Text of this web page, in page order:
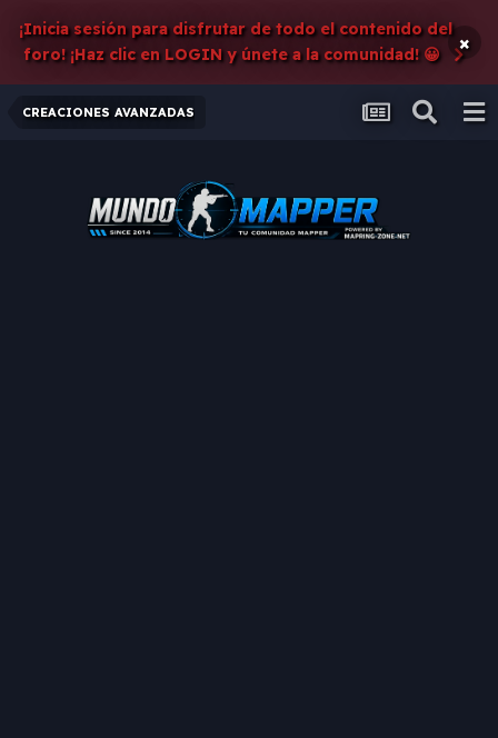
¡Inicia sesión para disfrutar de todo el contenido del
foro! ¡Haz clic en LOGIN y únete a la comunidad! 😀
×
CREACIONES AVANZADAS